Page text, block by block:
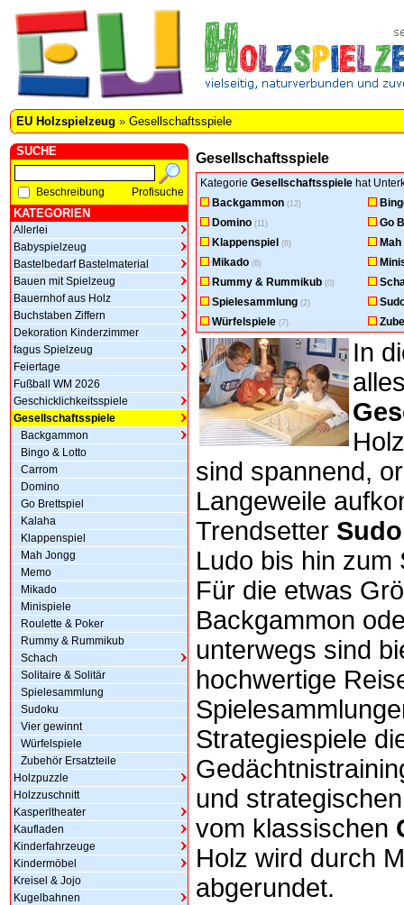
EU Holzspielzeug » Gesellschaftsspiele
SUCHE
Beschreibung Profisuche
KATEGORIEN
Allerlei
Babyspielzeug
Bastelbedarf Bastelmaterial
Bauen mit Spielzeug
Bauernhof aus Holz
Buchstaben Ziffern
Dekoration Kinderzimmer
fagus Spielzeug
Feiertage
Fußball WM 2026
Geschicklichkeitsspiele
Gesellschaftsspiele
Backgammon
Bingo & Lotto
Carrom
Domino
Go Brettspiel
Kalaha
Klappenspiel
Mah Jongg
Memo
Mikado
Minispiele
Roulette & Poker
Rummy & Rummikub
Schach
Solitaire & Solitär
Spielesammlung
Sudoku
Vier gewinnt
Würfelspiele
Zubehör Ersatzteile
Holzpuzzle
Holzzuschnitt
Kasperltheater
Kaufladen
Kinderfahrzeuge
Kindermöbel
Kreisel & Jojo
Kugelbahnen
Gesellschaftsspiele
Kategorie Gesellschaftsspiele hat
Backgammon (12)
Domino (11)
Go
Klappenspiel (8)
Mikado (6)
Rummy & Rummikub (0)
Spielesammlung (2)
Würfelspiele (7)
In
sind spannend,
Langeweile
Trendsetter
Ludo bis hin zum
Für die etwas
Backgammon
unterwegs sind
hochwertige
Strategiespiele
und
vom klassischen
Holz wird durch
abgerundet.